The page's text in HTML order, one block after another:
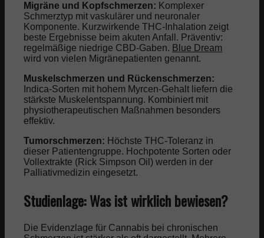
Migräne und Kopfschmerzen: Komplexer
Schmerztyp mit vaskulärer und neuronaler
Komponente. Kurzwirkende THC-Inhalation zeigt
beste Ergebnisse beim akuten Anfall. Präventiv:
regelmäßige niedrige CBD-Gaben. Blue Dream
wird von vielen Migränepatienten genannt.
Muskelschmerzen und Rückenschmerzen:
Indica-Sorten mit hohem Myrcen-Gehalt liefern die
stärkste Muskelentspannung. Kombiniert mit
physiotherapeutischen Maßnahmen besonders
effektiv.
Tumorschmerzen: Höchste THC-Toleranz in
dieser Patientengruppe. Hochpotente Sorten oder
Vollextrakte (Rick Simpson Oil) werden in der
Palliativmedizin eingesetzt.
Studienlage: Was ist wirklich bewiesen?
Die Evidenzlage für Cannabis bei chronischen